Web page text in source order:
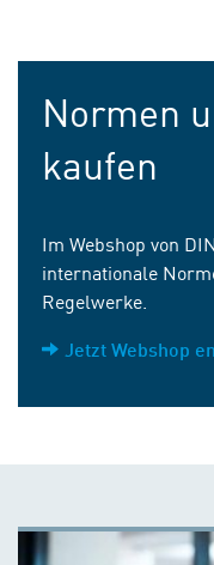
Normen
kaufen
Im Webshop von
internationale
Regelwerke.
Jetzt Webshop